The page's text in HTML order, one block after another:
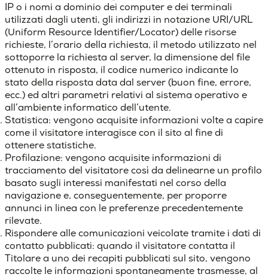
IP o i nomi a dominio dei computer e dei terminali
utilizzati dagli utenti, gli indirizzi in notazione URI/URL
(Uniform Resource Identifier/Locator) delle risorse
richieste, l’orario della richiesta, il metodo utilizzato nel
sottoporre la richiesta al server, la dimensione del file
ottenuto in risposta, il codice numerico indicante lo
stato della risposta data dal server (buon fine, errore,
ecc.) ed altri parametri relativi al sistema operativo e
all’ambiente informatico dell’utente.
Statistica: vengono acquisite informazioni volte a capire
come il visitatore interagisce con il sito al fine di
ottenere statistiche.
Profilazione: vengono acquisite informazioni di
tracciamento del visitatore così da delinearne un profilo
basato sugli interessi manifestati nel corso della
navigazione e, conseguentemente, per proporre
annunci in linea con le preferenze precedentemente
rilevate.
Rispondere alle comunicazioni veicolate tramite i dati di
contatto pubblicati: quando il visitatore contatta il
Titolare a uno dei recapiti pubblicati sul sito, vengono
raccolte le informazioni spontaneamente trasmesse, al